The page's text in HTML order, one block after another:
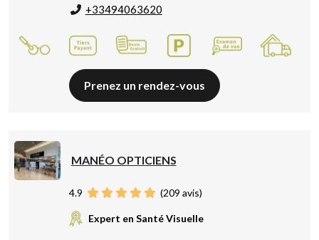
+33494063620
Prenez un rendez-vous
MANÉO OPTICIENS
4.9 (209 avis)
Expert en Santé Visuelle